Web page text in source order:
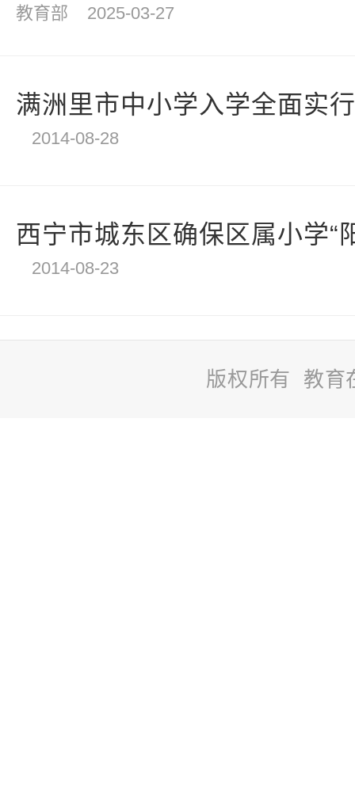
教育部 2025-03-27
满洲里市中小学入学全面实
2014-08-28
西宁市城东区确保区属小学“
2014-08-23
版权所有 教育